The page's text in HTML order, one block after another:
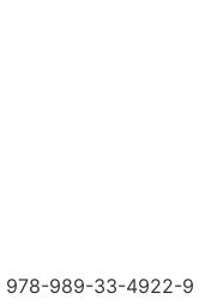
978-989-33-4922-9